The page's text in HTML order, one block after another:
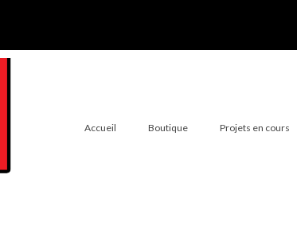
Accueil Boutique Projets en cours